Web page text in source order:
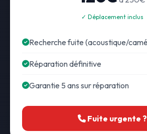
✓ Déplacement inclus
Recherche fuite (acoustique/
Réparation définitive
Garantie 5 ans sur réparation
Fuite urgente ?